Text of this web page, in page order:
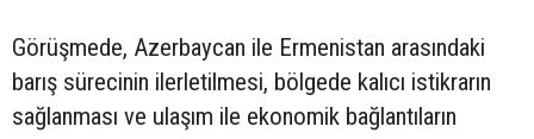
Görüşmede, Azerbaycan ile Ermenistan arasındaki
barış sürecinin ilerletilmesi, bölgede kalıcı istikrarın
sağlanması ve ulaşım ile ekonomik bağlantıların